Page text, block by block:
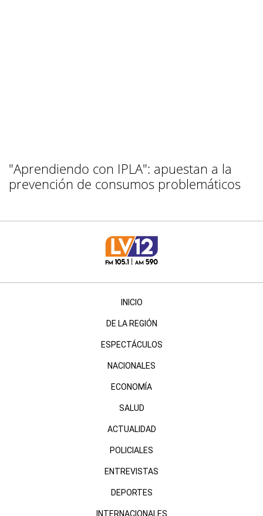
"Aprendiendo con IPLA": apuestan a la
prevención de consumos problemáticos
INICIO
DE LA REGIÓN
ESPECTÁCULOS
NACIONALES
ECONOMÍA
SALUD
ACTUALIDAD
POLICIALES
ENTREVISTAS
DEPORTES
INTERNACIONALES